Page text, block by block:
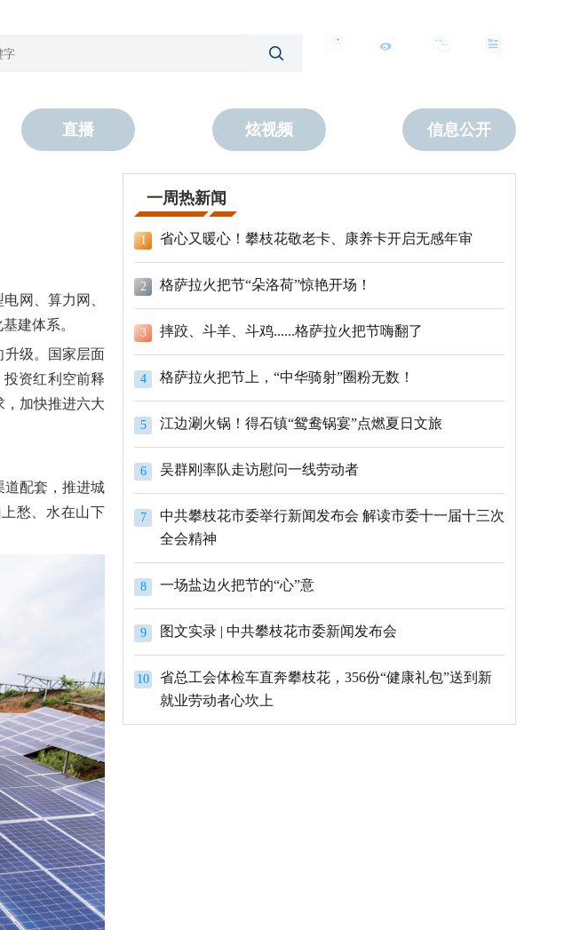
直播 炫视频 信息公开
网、算力网、
建体系。
升级。国家层面
投资红利空前释
加快推进六大
道配套，推进城
愁、水在山下
一周热新闻
1 省心又暖心！攀枝花敬老卡、康养卡开启无感年审
2 格萨拉火把节“朵洛荷”惊艳开场！
3 摔跤、斗羊、斗鸡......格萨拉火把节嗨翻了
4 格萨拉火把节上，“中华骑射”圈粉无数！
5 江边涮火锅！得石镇“鸳鸯锅宴”点燃夏日文旅
6 吴群刚率队走访慰问一线劳动者
7
中共攀枝花市委举行新闻发布会 解读市委十一届十三次
全会精神
8 一场盐边火把节的“心”意
9 图文实录 | 中共攀枝花市委新闻发布会
10
省总工会体检车直奔攀枝花，356份“健康礼包”送到新
就业劳动者心坎上